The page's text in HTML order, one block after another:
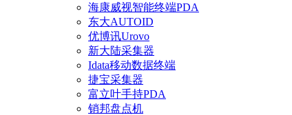
海康威视智能终端PDA
东大AUTOID
优博讯Urovo
新大陆采集器
Idata移动数据终端
捷宝采集器
富立叶手持PDA
销邦盘点机